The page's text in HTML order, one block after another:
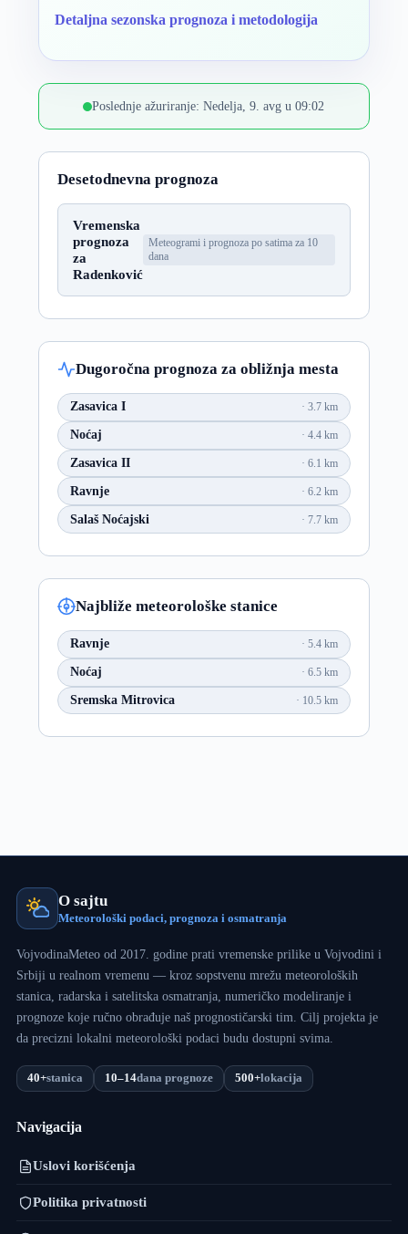
Detaljna sezonska prognoza i metodologija
Poslednje ažuriranje: Nedelja, 9. avg u 09:02
Desetodnevna prognoza
Vremenska
prognoza
za
Radenković
Meteogrami i prognoza po satima za 10
dana
Dugoročna prognoza za obližnja mesta
Zasavica I 3.7 km
Noćaj 4.4 km
Zasavica II 6.1 km
Ravnje 6.2 km
Salaš Noćajski 7.7 km
Najbliže meteorološke stanice
Ravnje 5.4 km
Noćaj 6.5 km
Sremska Mitrovica 10.5 km
O sajtu
Meteorološki podaci, prognoza i osmatranja
VojvodinaMeteo od 2017. godine prati vremenske prilike u Vojvodini i
Srbiji u realnom vremenu — kroz sopstvenu mrežu meteoroloških
stanica, radarska i satelitska osmatranja, numeričko modeliranje i
prognoze koje ručno obrađuje naš prognostičarski tim. Cilj projekta je
da precizni lokalni meteorološki podaci budu dostupni svima.
40+stanica 10–14dana prognoze 500+lokacija
Navigacija
Uslovi korišćenja
Politika privatnosti